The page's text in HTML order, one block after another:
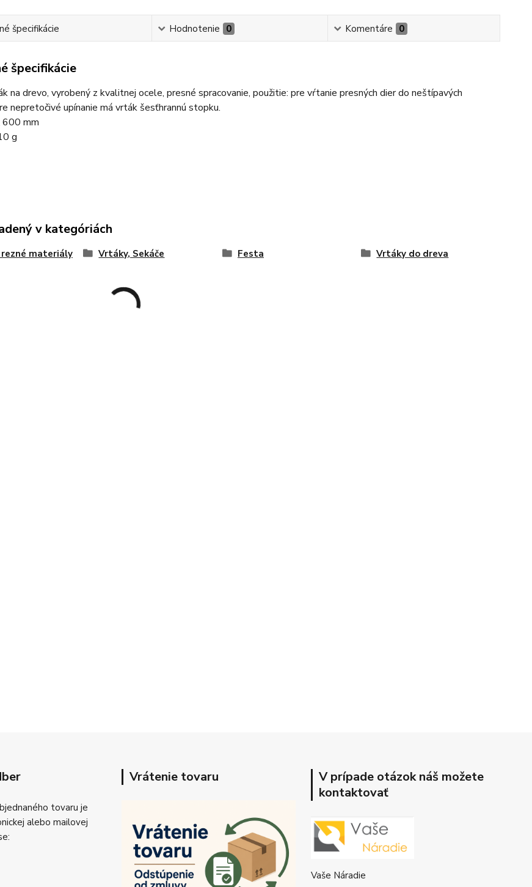
špecifikácie Hodnotenie 0 Komentáre 0
špecifikácie
na drevo, vyrobený z kvalitnej ocele, presné spracovanie, použitie: pre vŕtanie presných dier do neštípavých
nepretočivé upínanie má vrták šesťhrannú stopku.
600 mm
g
v kategóriách
rezné materiály Vrtáky, Sekáče Festa Vrtáky do dreva
tovaru je
alebo mailovej
Vrátenie tovaru
V prípade otázok náš možete
kontaktovať
Vaše Náradie